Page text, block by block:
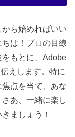
ら始めればいい
は！プロの目線
もとに、Adobe
えします。特に
焦点を当て、あな
あ、一緒に楽し
ましょう！